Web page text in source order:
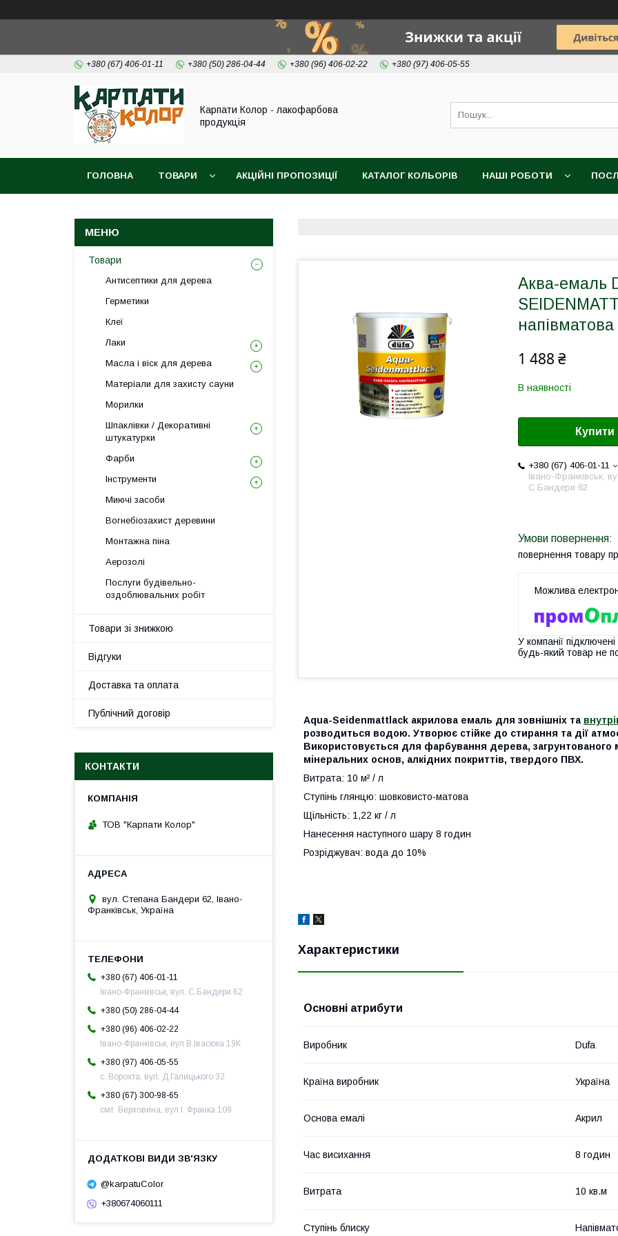
+380 (67) 406-01-11 +380 (50) 286-04-44 +380 (96) 406-02-22 +380 (97) 406-05-55
Карпати Колор - лакофарбова
продукція
ГОЛОВНА ТОВАРИ АКЦІЙНІ ПРОПОЗИЦІЇ КАТАЛОГ КОЛЬОРІВ НАШІ РОБОТИ
Аква-емаль
напівматова
1 488 ₴
В наявності
Купити
+380 (67) 406-01-11
Івано-Франківськ,
С.Бандери 62
повернення товару
У компанії
будь-який товар не
Aqua-Seidenmattlack акрилова емаль для зовнішніх та
розводиться водою. Утворює стійке до стирання та дії
Використовується для фарбування дерева,
мінеральних основ, алкідних покриттів, твердого ПВХ.
Витрата: 10 м² / л
Ступінь глянцю: шовковисто-матова
Щільність: 1,22 кг / л
Нанесення наступного шару 8 годин
Розріджувач: вода до 10%
Характеристики
Основні атрибути
Виробник Dufa
Країна виробник Україна
Основа емалі Акрил
Час висихання 8 годин
Витрата 10 кв.м
Ступінь блиску
Товари
Антисептики для дерева
Герметики
Клеї
Лаки
Масла і віск для дерева
Матеріали для захисту сауни
Морилки
Шпаклівки / Декоративні
штукатурки
Фарби
Інструменти
Миючі засоби
Вогнебіозахист деревини
Монтажна піна
Аерозолі
Послуги будівельно-
оздоблювальних робіт
Товари зі знижкою
Відгуки
Доставка та оплата
Публічний договір
КОНТАКТИ
ТОВ "Карпати Колор"
вул. Степана Бандери 62, Івано-
Франківськ, Україна
+380 (67) 406-01-11
Івано-Франківськ, вул. С.Бандери 62
+380 (50) 286-04-44
+380 (96) 406-02-22
Івано-Франківськ, вул В.Івасюка 19К
+380 (97) 406-05-55
с. Ворохта, вул. Д.Галицького 32
+380 (67) 300-98-65
смт. Верховина, вул І. Франка 109
@karpatuColor
+380674060111